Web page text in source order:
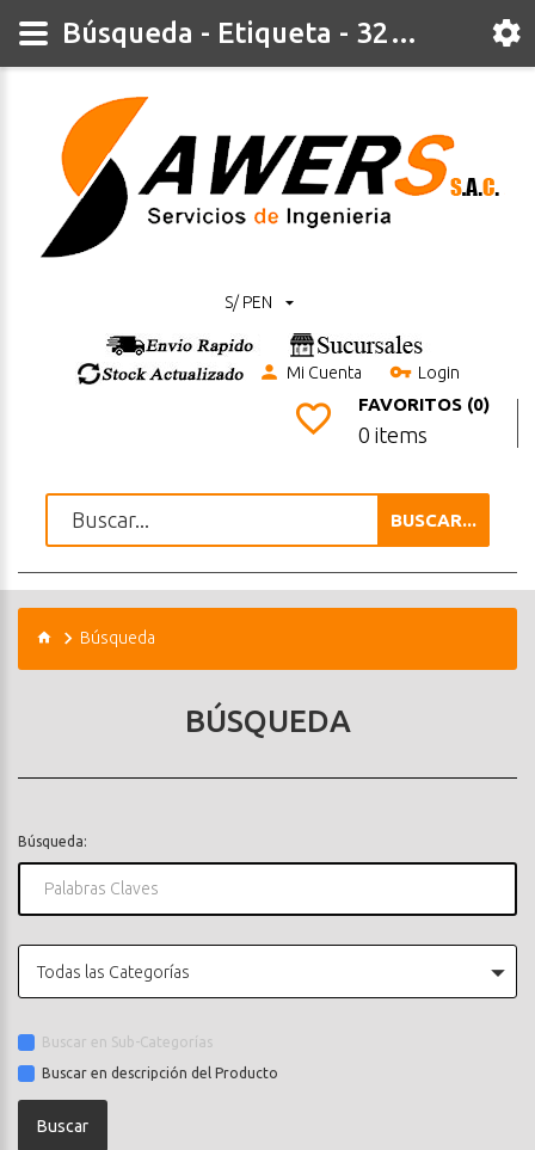
S/ PEN
Mi Cuenta Login
FAVORITOS (0)
0 items
BUSCAR...
Búsqueda
BÚSQUEDA
Búsqueda:
Todas las Categorías
Buscar en Sub-Categorías
Buscar en descripción del Producto
Búsqueda - Etiqueta - 32bit